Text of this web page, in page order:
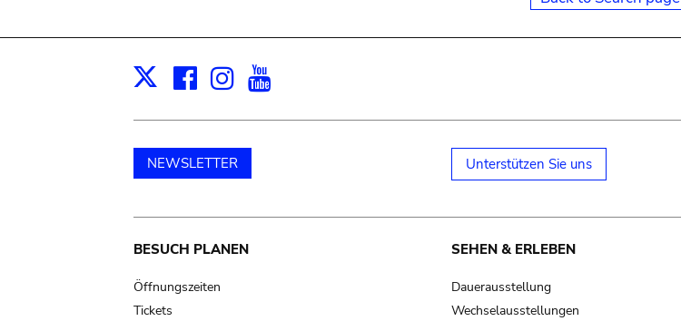
X Facebook
Instagram
NEWSLETTER Unterstützen Sie uns
Main
navigation
BESUCH PLANEN
Öffnungszeiten
Tickets
SEHEN & ERLEBEN
Dauerausstellung
Wechselausstellungen